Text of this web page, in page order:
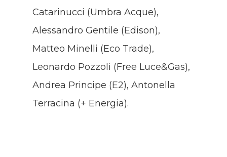
Catarinucci (Umbra Acque),
Alessandro Gentile (Edison),
Matteo Minelli (Eco Trade),
Leonardo Pozzoli (Free Luce&Gas),
Andrea Principe (E2), Antonella
Terracina (+ Energia).